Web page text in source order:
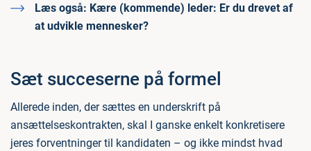
Læs også: Kære (kommende) leder: Er du drevet af
at udvikle mennesker?
Sæt succeserne på formel
Allerede inden, der sættes en underskrift på
ansættelseskontrakten, skal I ganske enkelt konkretisere
jeres forventninger til kandidaten – og ikke mindst hvad